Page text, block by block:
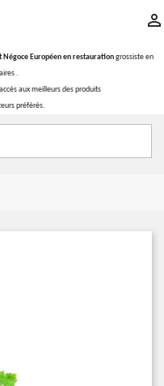

Négoce Européen en restaurationgrossiste en
.
aux meilleurs des produits
préférés.